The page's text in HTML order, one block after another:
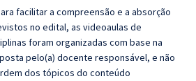
facilitar a compreensão e a absorção
no edital, as videoaulas de
foram organizadas com base na
pelo(a) docente responsável, e não
dos tópicos do conteúdo